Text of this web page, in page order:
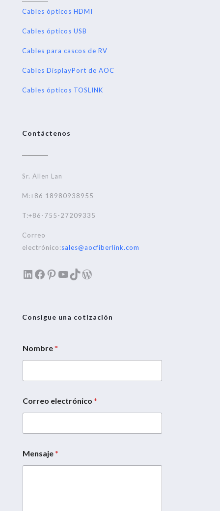
Cables ópticos HDMI
Cables ópticos USB
Cables para cascos de RV
Cables DisplayPort de AOC
Cables ópticos TOSLINK
Contáctenos
Sr. Allen Lan
M:+86 18980938955
T:+86-755-27209335
Correo
electrónico:sales@aocfiberlink.com
LinkedIn
Facebook
Pinterest
YouTube
TikTok
WordPress
Consigue una cotización
Nombre*
e
l
c
r
Correo electrónico *
Mensaje*